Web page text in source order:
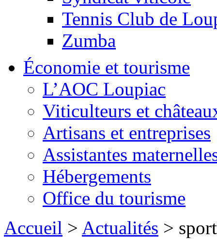
Tennis Club de
Zumba
Économie et tourisme
L’AOC Loupiac
Viticulteurs et
Artisans et entreprises
Assistantes
Hébergements
Office du tourisme
Accueil > Actualités >